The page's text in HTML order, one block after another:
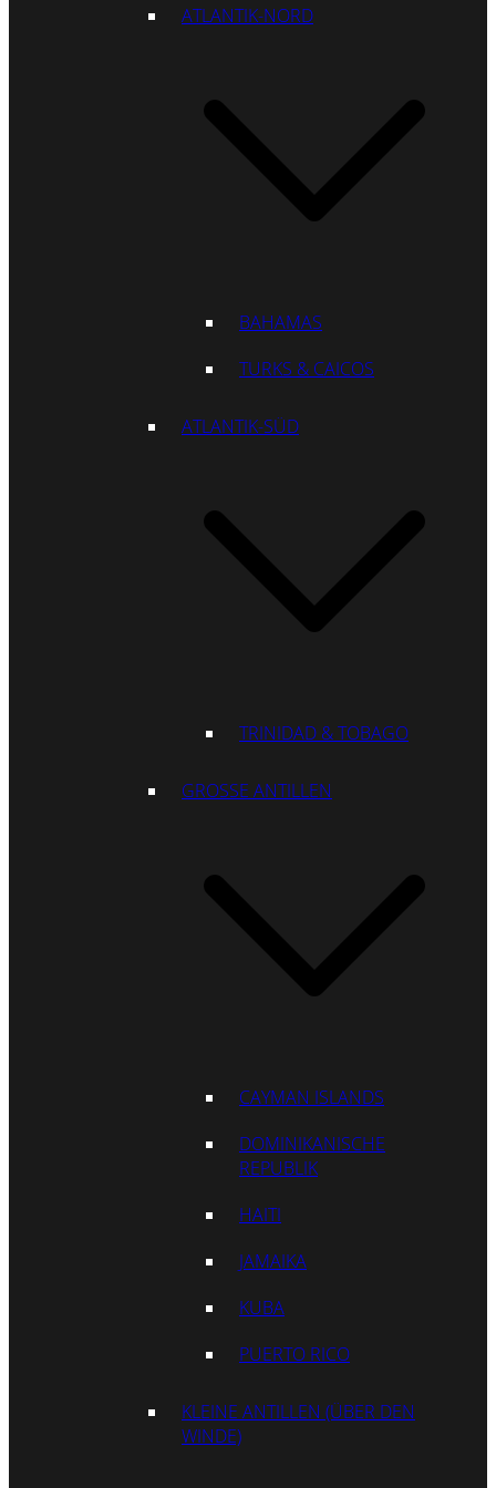
ATLANTIK-NORD
BAHAMAS
TURKS & CAICOS
ATLANTIK-SÜD
TRINIDAD & TOBAGO
GROSSE ANTILLEN
CAYMAN ISLANDS
DOMINIKANISCHE
REPUBLIK
HAITI
JAMAIKA
KUBA
PUERTO RICO
KLEINE ANTILLEN (ÜBER DEN
WINDE)